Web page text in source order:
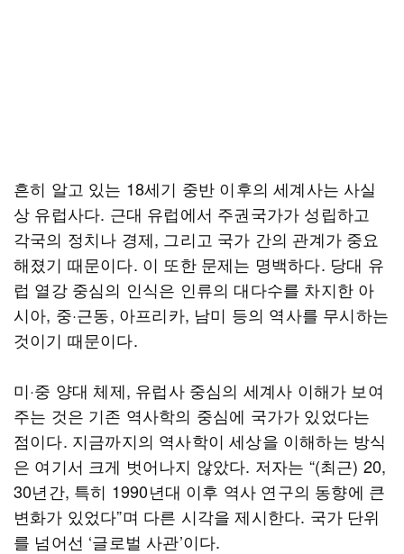
흔히 알고 있는 18세기 중반 이후의 세계사는 사실
상 유럽사다. 근대 유럽에서 주권국가가 성립하고
각국의 정치나 경제, 그리고 국가 간의 관계가 중요
해졌기 때문이다. 이 또한 문제는 명백하다. 당대 유
럽 열강 중심의 인식은 인류의 대다수를 차지한 아
시아, 중·근동, 아프리카, 남미 등의 역사를 무시하는
것이기 때문이다.
미·중 양대 체제, 유럽사 중심의 세계사 이해가 보여
주는 것은 기존 역사학의 중심에 국가가 있었다는
점이다. 지금까지의 역사학이 세상을 이해하는 방식
은 여기서 크게 벗어나지 않았다. 저자는 “(최근) 20,
30년간, 특히 1990년대 이후 역사 연구의 동향에 큰
변화가 있었다”며 다른 시각을 제시한다. 국가 단위
를 넘어선 ‘글로벌 사관’이다.